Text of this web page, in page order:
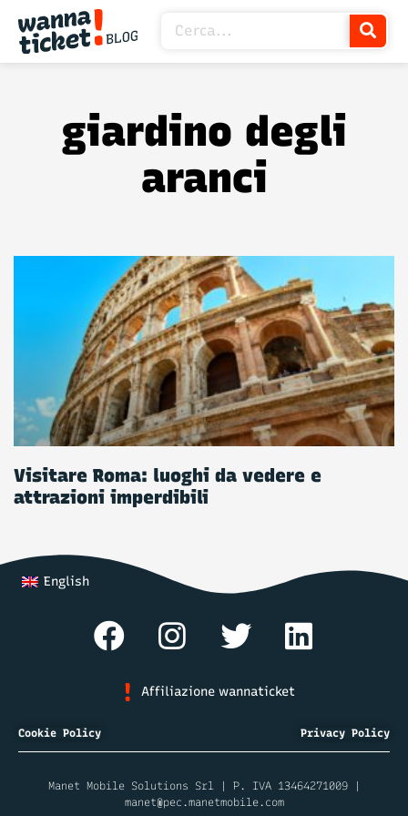
giardino degli
aranci
Visitare Roma: luoghi da vedere e
attrazioni imperdibili
English
Affiliazione wannaticket
Cookie Policy Privacy Policy
Manet Mobile Solutions Srl | P. IVA 13464271009 |
manet@pec.manetmobile.com